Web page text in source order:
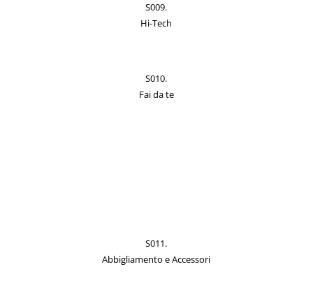
S009.
Hi-Tech
S010.
Fai da te
S011.
Abbigliamento e Accessori